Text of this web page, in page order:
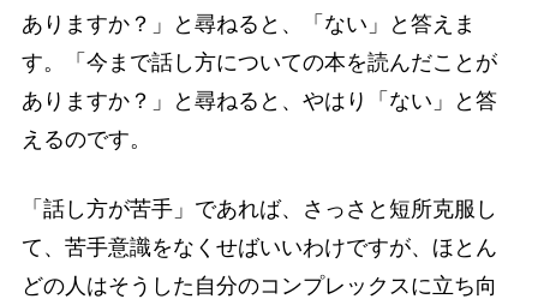
ありますか？」と尋ねると、「ない」と答えま
す。「今まで話し方についての本を読んだことが
ありますか？」と尋ねると、やはり「ない」と答
えるのです。
「話し方が苦手」であれば、さっさと短所克服し
て、苦手意識をなくせばいいわけですが、ほとん
どの人はそうした自分のコンプレックスに立ち向